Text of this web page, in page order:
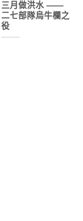
三月做洪水 ——
二七部隊烏牛欄之
役